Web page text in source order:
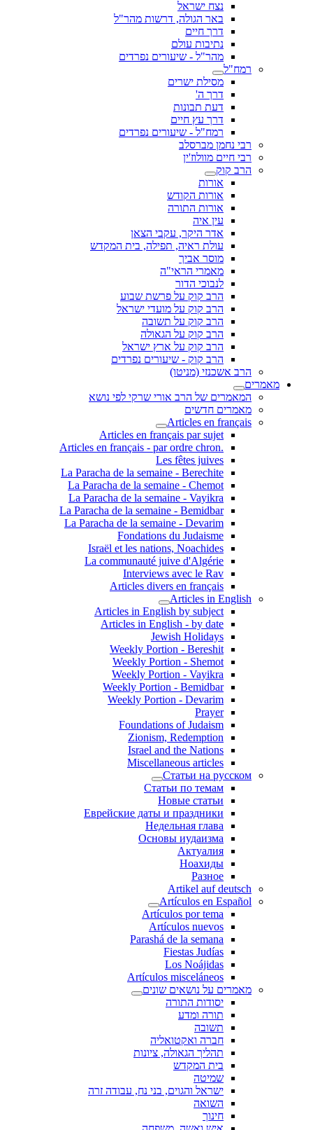
נצח ישראל
באר הגולה, דרשות מהר"ל
דרך חיים
נתיבות עולם
מהר"ל - שיעורים נפרדים
רמח"ל
מסילת ישרים
דרך ה'
דעת תבונות
דרך עץ חיים
רמח"ל - שיעורים נפרדים
רבי נחמן מברסלב
רבי חיים מוולוז'ין
הרב קוק
אורות
אורות הקודש
אורות התורה
עין איה
אדר היקר, עקבי הצאן
עולת ראיה, תפילה, בית המקדש
מוסר אביך
מאמרי הראי"ה
לנבוכי הדור
הרב קוק על פרשת שבוע
הרב קוק על מועדי ישראל
הרב קוק על תשובה
הרב קוק על הגאולה
הרב קוק על ארץ ישראל
הרב קוק - שיעורים נפרדים
הרב אשכנזי (מניטו)
מאמרים
המאמרים של הרב אורי שרקי לפי נושא
מאמרים חדשים
Articles en français
Articles en français par sujet
.Articles en français - par ordre chron
Les fêtes juives
La Paracha de la semaine - Berechite
La Paracha de la semaine - Chemot
La Paracha de la semaine - Vayikra
La Paracha de la semaine - Bemidbar
La Paracha de la semaine - Devarim
Fondations du Judaisme
Israël et les nations, Noachides
La communauté juive d'Algérie
Interviews avec le Rav
Articles divers en français
Articles in English
Articles in English by subject
Articles in English - by date
Jewish Holidays
Weekly Portion - Bereshit
Weekly Portion - Shemot
Weekly Portion - Vayikra
Weekly Portion - Bemidbar
Weekly Portion - Devarim
Prayer
Foundations of Judaism
Zionism, Redemption
Israel and the Nations
Miscellaneous articles
Статьи на русском
Статьи по темам
Новые статьи
Еврейские даты и праздники
Недельная глава
Основы иудаизма
Актуалия
Ноахиды
Разное
Artikel auf deutsch
Artículos en Español
Artículos por tema
Artículos nuevos
Parashá de la semana
Fiestas Judías
Los Noájidas
Artículos misceláneos
מאמרים על נושאים שונים
יסודות התורה
תורה ומדע
תשובה
חברה ואקטואליה
תהליך הגאולה, ציונות
בית המקדש
שמיטה
ישראל והגוים, בני נח, עבודה זרה
השואה
חינוך